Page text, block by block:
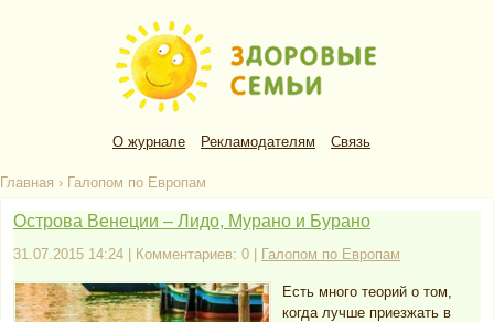
О журнале Рекламодателям Связь
Главная › Галопом по Европам
Острова Венеции – Лидо, Мурано и Бурано
31.07.2015 14:24 | Комментариев: 0 | Галопом по Европам
Есть много теорий о том,
когда лучше приезжать в